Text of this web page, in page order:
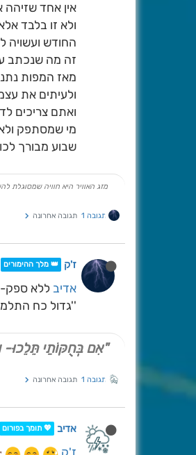
אין אחד
ולא זו בלבד
החודש ועשויה
זה מה שנכתב
ולעיתים את
ואתם צריכים
מי שמסתפק
שבוע מבורך
מזג האוויר היא חוויה שמסוגלת
תגובה 1 תגובה אחרונה
ז'ק 👑 מלך ההימורים
אדיב ללא ספק-
''גדול כח
"אִם בְּחֻקּוֹתַי תֵּלֵכוּ-
תגובה 1 תגובה אחרונה
אדיב 💖 תומך בפורום
ז'ק